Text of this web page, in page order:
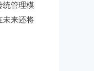
统管理模
未来还将